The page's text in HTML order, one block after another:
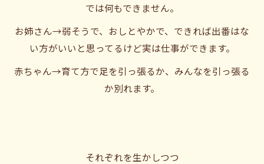
では何もできません。
お姉さん→弱そうで、おしとやかで、できれば出番はな
い方がいいと思ってるけど実は仕事ができます。
赤ちゃん→育て方で足を引っ張るか、みんなを引っ張る
か別れます。
それぞれを生かしつつ